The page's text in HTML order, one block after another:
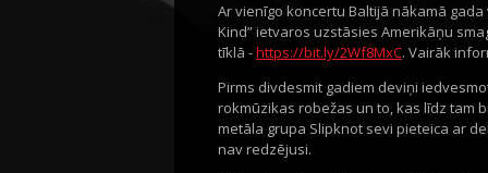
Ar vienīgo koncertu Baltijā nākamā
Kind” ietvaros uzstāsies Amerikāņu
tīklā -https://bit.ly/2Wf8MxC. Vairāk
Pirms divdesmit gadiem deviņi
rokmūzikas robežas un to, kas līdz tam
metāla grupa Slipknot sevi pieteica ar
nav redzējusi.